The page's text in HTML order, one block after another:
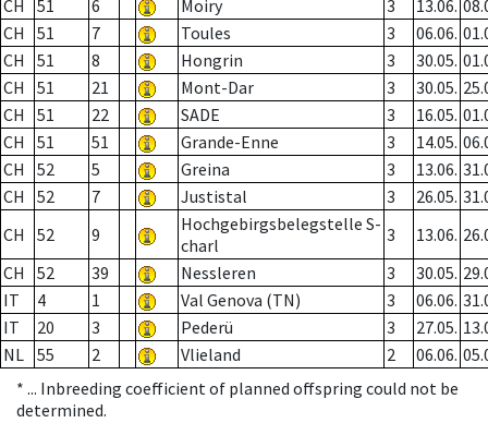
CH 51 6 Moiry 3 13.06.
CH
51 7 Toules 3 06.06.
CH
51 8 Hongrin 3 30.05.
CH
51 21 Mont-Dar 3 30.05.
CH
51 22 SADE 3 16.05.
CH
51 51 Grande-Enne 3 14.05.
CH
52 5 Greina 3 13.06.
CH
52 7 Justistal 3 26.05.
CH
52 9
Hochgebirgsbelegstelle S-
charl
3 13.06.
CH
52 39 Nessleren 3 30.05.
IT
4 1 Val Genova (TN) 3 06.06.
IT
20 3 Pederü 3 27.05.
NL 55 2 Vlieland 2 06.06.
* ... Inbreeding coefficient of planned offspring could not be
determined.